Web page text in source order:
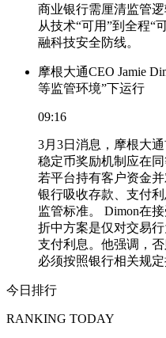
商业银行需厘清监管
从技术“可用”到全程“
融科技安全防线。
摩根大通CEO Jamie
等监管环境”下运行
09:16
3月3日消息，摩根大通
稳定币奖励机制应在
若平台持有客户资金
银行吸收存款、支付
监管标准。 Dimon在
折中方案是仅对交易
支付利息。他强调，
必须按照银行相关规定
今日排行
RANKING TODAY